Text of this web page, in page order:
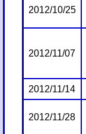
2012/10/25
2012/11/07
2012/11/14
2012/11/28